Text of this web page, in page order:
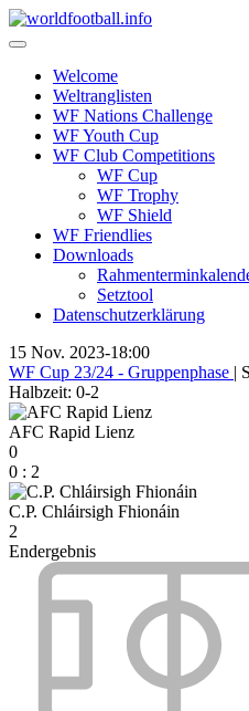
Skip
to
Welcome
Weltranglisten
WF Nations Challenge
WF Youth Cup
WF Club Competitions
WF Cup
WF Trophy
WF Shield
WF Friendlies
Downloads
Setztool
Datenschutzerklärung
15 Nov. 2023-18:00
WF Cup 23/24 - Gruppenphase |
Halbzeit: 0-2
AFC Rapid Lienz
0
0 : 2
C.P. Chláirsigh Fhionáin
2
Endergebnis